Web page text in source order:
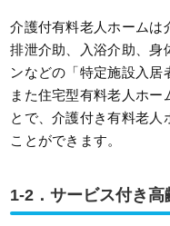
介護付有料老人ホームは
排泄介助、入浴介助、身
ンなどの「特定施設入居
また住宅型有料老人ホー
とで、介護付き有料老人
ことができます。
1-2．サービス付き高